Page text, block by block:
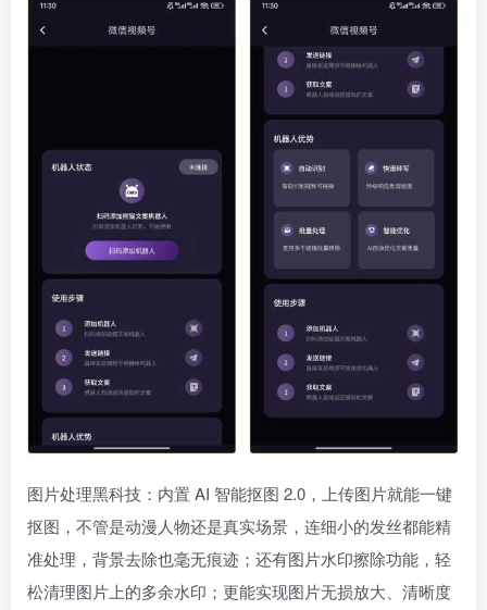
图片处理黑科技：内置 AI 智能抠图 2.0，上传图片就能一键
抠图，不管是动漫人物还是真实场景，连细小的发丝都能精
准处理，背景去除也毫无痕迹；还有图片水印擦除功能，轻
松清理图片上的多余水印；更能实现图片无损放大、清晰度